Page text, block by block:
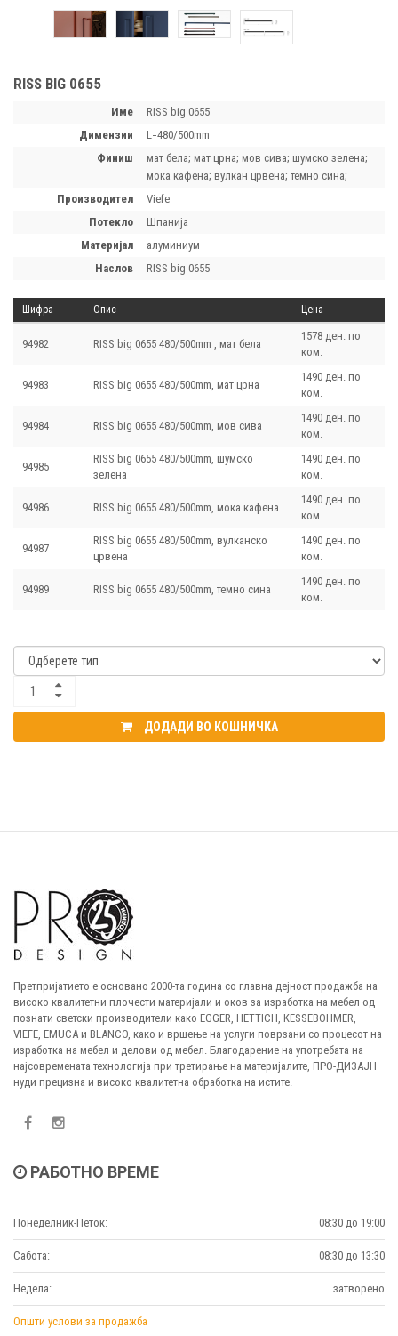
RISS BIG 0655
Име
RISS big 0655
димензии
L=480/500mm
финиш
мат бела; мат црна; мов сива; шумско зелена;
мока кафена; вулкан црвена; темно сина;
производител
Viefe
потекло
Шпанија
материјал
алуминиум
наслов
RISS big 0655
Шифра Опис Цена
94982 RISS big 0655 480/500mm , мат бела
1578 ден. по
ком.
94983 RISS big 0655 480/500mm, мат црна
1490 ден. по
ком.
94984 RISS big 0655 480/500mm, мов сива
1490 ден. по
ком.
94985
RISS big 0655 480/500mm, шумско
зелена
1490 ден. по
ком.
94986 RISS big 0655 480/500mm, мока кафена
1490 ден. по
ком.
94987
RISS big 0655 480/500mm, вулканско
црвена
1490 ден. по
ком.
94989 RISS big 0655 480/500mm, темно сина
1490 ден. по
ком.
ДОДАДИ ВО КОШНИЧКА
Претпријатието е основано 2000-та година со главна дејност продажба на
високо квалитетни плочести материјали и оков за изработка на мебел од
познати светски производители како EGGER, HETTICH, KESSEBOHMER,
VIEFE, EMUCA и BLANCO, како и вршење на услуги поврзани со процесот на
изработка на мебел и делови од мебел. Благодарение на употребата на
најсовремената технологија при третирање на материјалите, ПРО-ДИЗАЈН
нуди прецизна и високо квалитетна обработка на истите.
РАБОТНО ВРЕМЕ
Понеделник-Петок: 08:30 до 19:00
Сабота: 08:30 до 13:30
Недела: затворено
Општи услови за продажба